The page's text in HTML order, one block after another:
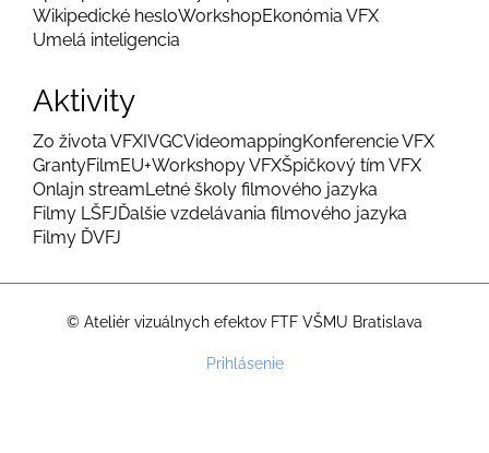
Wikipedické hesloWorkshopEkonómia VFX
Umelá inteligencia
Aktivity
Zo života VFXIVGCVideomappingKonferencie VFX
GrantyFilmEU+Workshopy VFXŠpičkový tím VFX
Onlajn streamLetné školy filmového jazyka
Filmy LŠFJĎalšie vzdelávania filmového jazyka
Filmy ĎVFJ
© Ateliér vizuálnych efektov FTF VŠMU Bratislava
Prihlásenie